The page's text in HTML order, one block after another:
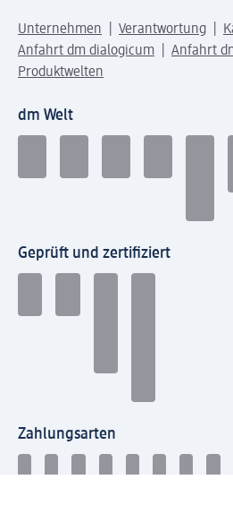
Unternehmen Verantwortung
Anfahrt dm dialogicum
Anfahrt
Produktwelten
dm Welt
Geprüft und zertifiziert
Zahlungsarten